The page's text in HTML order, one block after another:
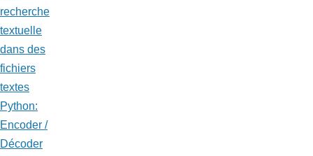
recherche
textuelle
dans des
fichiers
textes
Python:
Encoder /
Décoder